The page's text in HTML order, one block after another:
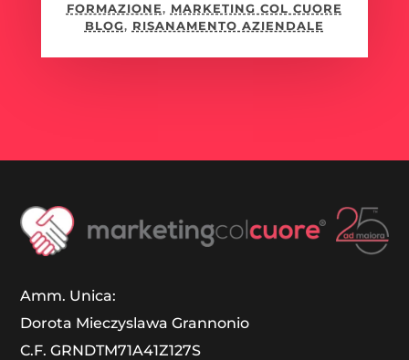
FORMAZIONE, MARKETING COL CUORE
BLOG, RISANAMENTO AZIENDALE
Amm. Unica:
Dorota Mieczyslawa Grannonio
C.F. GRNDTM71A41Z127S